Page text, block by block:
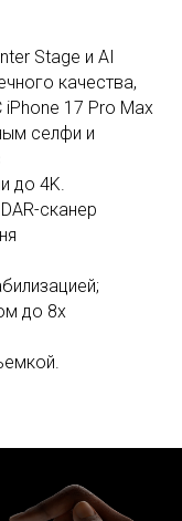
Stage и AI
качества,
iPhone 17 Pro Max
селфи и
до 4K.
сканер
до 8х